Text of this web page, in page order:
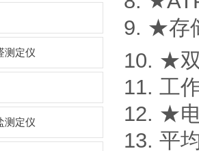
测定仪
测定仪
9. ★存
10. ★
11. 工
12. ★
13. 平